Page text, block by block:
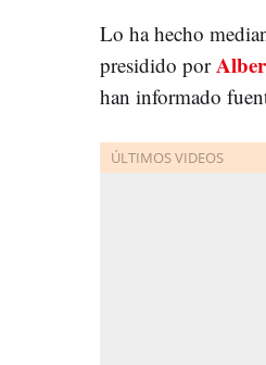
Lo ha hecho
presidido por
han informado